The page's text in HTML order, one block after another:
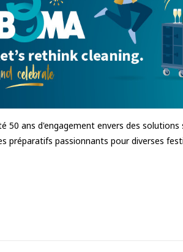
50 ans d'engagement envers des
préparatifs passionnants pour diverses